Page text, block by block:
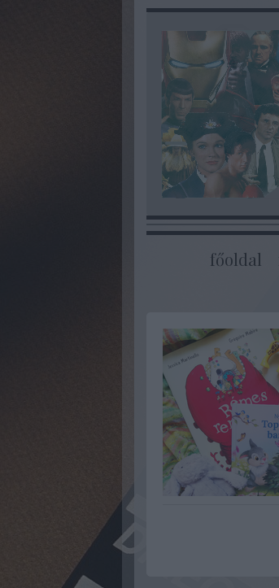
főoldal